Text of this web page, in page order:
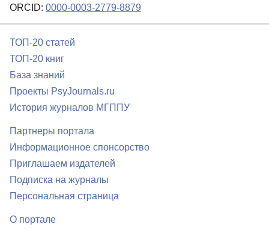
ORCID: 0000-0003-2779-8879
ТОП-20 статей
ТОП-20 книг
База знаний
Проекты PsyJournals.ru
История журналов МГППУ
Партнеры портала
Информационное спонсорство
Приглашаем издателей
Подписка на журналы
Персональная страница
О портале